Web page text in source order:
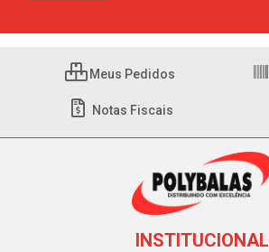
Meus Pedidos
Notas Fiscais
INSTITUCIONAL